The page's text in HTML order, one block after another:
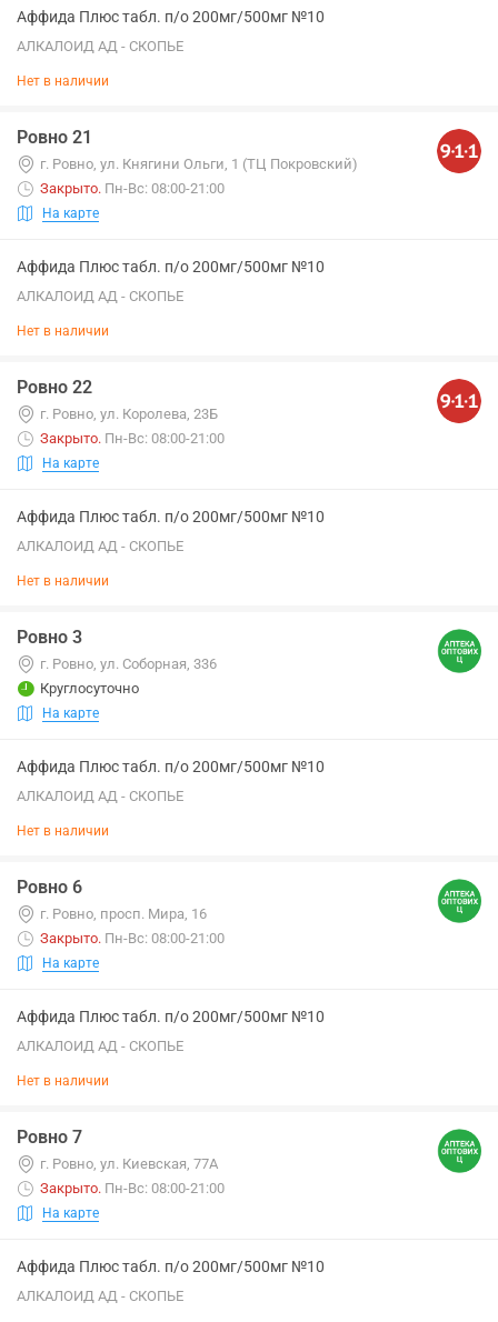
Аффида Плюс табл. п/о 200мг/500мг №10
АЛКАЛОИД АД - СКОПЬЕ
Нет в наличии
Ровно 21
г. Ровно, ул. Княгини Ольги, 1 (ТЦ Покровский)
Закрыто. Пн-Вс: 08:00-21:00
На карте
Аффида Плюс табл. п/о 200мг/500мг №10
АЛКАЛОИД АД - СКОПЬЕ
Нет в наличии
Ровно 22
г. Ровно, ул. Королева, 23Б
Закрыто. Пн-Вс: 08:00-21:00
На карте
Аффида Плюс табл. п/о 200мг/500мг №10
АЛКАЛОИД АД - СКОПЬЕ
Нет в наличии
Ровно 3
г. Ровно, ул. Соборная, 336
Круглосуточно
На карте
Аффида Плюс табл. п/о 200мг/500мг №10
АЛКАЛОИД АД - СКОПЬЕ
Нет в наличии
Ровно 6
г. Ровно, просп. Мира, 16
Закрыто. Пн-Вс: 08:00-21:00
На карте
Аффида Плюс табл. п/о 200мг/500мг №10
АЛКАЛОИД АД - СКОПЬЕ
Нет в наличии
Ровно 7
г. Ровно, ул. Киевская, 77А
Закрыто. Пн-Вс: 08:00-21:00
На карте
Аффида Плюс табл. п/о 200мг/500мг №10
АЛКАЛОИД АД - СКОПЬЕ